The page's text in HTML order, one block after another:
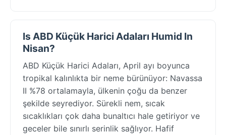
Is ABD Küçük Harici Adaları Humid In
Nisan?
ABD Küçük Harici Adaları, April ayı boyunca
tropikal kalınlıkta bir neme bürünüyor: Navassa
II %78 ortalamayla, ülkenin çoğu da benzer
şekilde seyrediyor. Sürekli nem, sıcak
sıcaklıkları çok daha bunaltıcı hale getiriyor ve
geceler bile sınırlı serinlik sağlıyor. Hafif